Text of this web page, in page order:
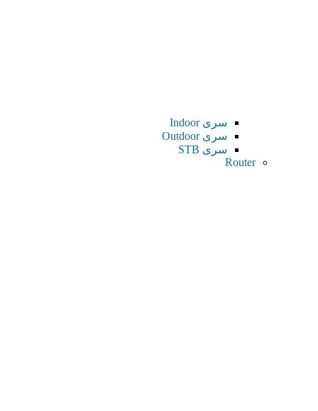
سری Indoor
سری Outdoor
سری STB
Router